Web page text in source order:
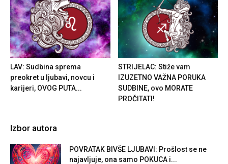
LAV: Sudbina sprema
preokret u ljubavi, novcu i
karijeri, OVOG PUTA...
STRIJELAC: Stiže vam
IZUZETNO VAŽNA PORUKA
SUDBINE, ovo MORATE
PROČITATI!
Izbor autora
POVRATAK BIVŠE LJUBAVI: Prošlost se ne
najavljuje, ona samo POKUCA i...